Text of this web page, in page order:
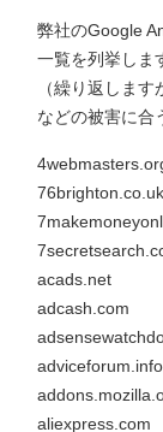
弊社のGoogle
一覧を列挙しま
（繰り返しま
などの被害に合
76brighton.co.uk
acads.net
adcash.com
adviceforum.info
aliexpress.com